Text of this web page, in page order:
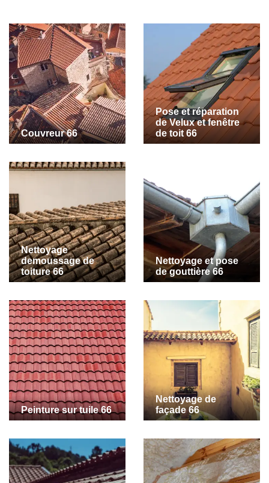
Couvreur 66
Pose et réparation
de Velux et fenêtre
de toit 66
Nettoyage
demoussage de
toiture 66
Nettoyage et pose
de gouttière 66
Peinture sur tuile 66
Nettoyage de
façade 66